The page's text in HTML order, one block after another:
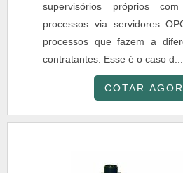
supervisórios próprios
processos via servidores
processos que fazem a
contratantes. Esse é o caso d...
COTAR